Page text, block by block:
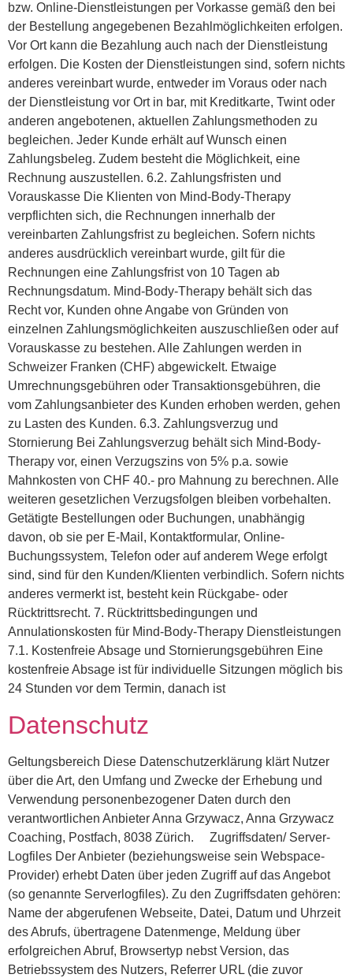
bzw. Online-Dienstleistungen per Vorkasse gemäß den bei
der Bestellung angegebenen Bezahlmöglichkeiten erfolgen.
Vor Ort kann die Bezahlung auch nach der Dienstleistung
erfolgen. Die Kosten der Dienstleistungen sind, sofern nichts
anderes vereinbart wurde, entweder im Voraus oder nach
der Dienstleistung vor Ort in bar, mit Kreditkarte, Twint oder
anderen angebotenen, aktuellen Zahlungsmethoden zu
begleichen. Jeder Kunde erhält auf Wunsch einen
Zahlungsbeleg. Zudem besteht die Möglichkeit, eine
Rechnung auszustellen. 6.2. Zahlungsfristen und
Vorauskasse Die Klienten von Mind-Body-Therapy
verpflichten sich, die Rechnungen innerhalb der
vereinbarten Zahlungsfrist zu begleichen. Sofern nichts
anderes ausdrücklich vereinbart wurde, gilt für die
Rechnungen eine Zahlungsfrist von 10 Tagen ab
Rechnungsdatum. Mind-Body-Therapy behält sich das
Recht vor, Kunden ohne Angabe von Gründen von
einzelnen Zahlungsmöglichkeiten auszuschließen oder auf
Vorauskasse zu bestehen. Alle Zahlungen werden in
Schweizer Franken (CHF) abgewickelt. Etwaige
Umrechnungsgebühren oder Transaktionsgebühren, die
vom Zahlungsanbieter des Kunden erhoben werden, gehen
zu Lasten des Kunden. 6.3. Zahlungsverzug und
Stornierung Bei Zahlungsverzug behält sich Mind-Body-
Therapy vor, einen Verzugszins von 5% p.a. sowie
Mahnkosten von CHF 40.- pro Mahnung zu berechnen. Alle
weiteren gesetzlichen Verzugsfolgen bleiben vorbehalten.
Getätigte Bestellungen oder Buchungen, unabhängig
davon, ob sie per E-Mail, Kontaktformular, Online-
Buchungssystem, Telefon oder auf anderem Wege erfolgt
sind, sind für den Kunden/Klienten verbindlich. Sofern nichts
anderes vermerkt ist, besteht kein Rückgabe- oder
Rücktrittsrecht. 7. Rücktrittsbedingungen und
Annulationskosten für Mind-Body-Therapy Dienstleistungen
7.1. Kostenfreie Absage und Stornierungsgebühren Eine
kostenfreie Absage ist für individuelle Sitzungen möglich bis
24 Stunden vor dem Termin, danach ist
Datenschutz
Geltungsbereich Diese Datenschutzerklärung klärt Nutzer
über die Art, den Umfang und Zwecke der Erhebung und
Verwendung personenbezogener Daten durch den
verantwortlichen Anbieter Anna Grzywacz, Anna Grzywacz
Coaching, Postfach, 8038 Zürich. Zugriffsdaten/ Server-
Logfiles Der Anbieter (beziehungsweise sein Webspace-
Provider) erhebt Daten über jeden Zugriff auf das Angebot
(so genannte Serverlogfiles). Zu den Zugriffsdaten gehören:
Name der abgerufenen Webseite, Datei, Datum und Uhrzeit
des Abrufs, übertragene Datenmenge, Meldung über
erfolgreichen Abruf, Browsertyp nebst Version, das
Betriebssystem des Nutzers, Referrer URL (die zuvor